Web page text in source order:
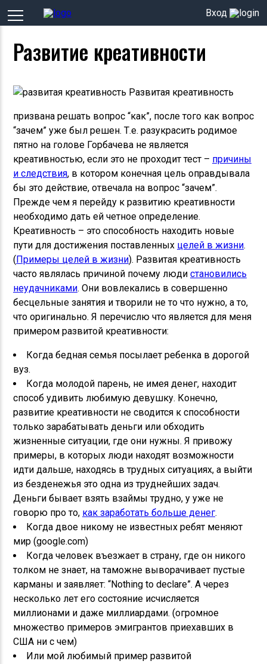
Вход
Развитие креативности
Развитая креативность
призвана решать вопрос “как”, после того как вопрос
“зачем” уже был решен. Т.е. разукрасить родимое
пятно на голове Горбачева не является
креативностью, если это не проходит тест – причины
и следствия, в котором конечная цель оправдывала
бы это действие, отвечала на вопрос “зачем”.
Прежде чем я перейду к развитию креативности
необходимо дать ей четное определение.
Креативность – это способность находить новые
пути для достижения поставленных целей в жизни.
(Примеры целей в жизни). Развитая креативность
часто являлась причиной почему люди становились
неудачниками. Они вовлекались в совершенно
бесцельные занятия и творили не то что нужно, а то,
что оригинально. Я перечислю что является для меня
примером развитой креативности:
Когда бедная семья посылает ребенка в дорогой
вуз.
Когда молодой парень, не имея денег, находит
способ удивить любимую девушку. Конечно,
развитие креативности не сводится к способности
только зарабатывать деньги или обходить
жизненные ситуации, где они нужны. Я привожу
примеры, в которых люди находят возможности
идти дальше, находясь в трудных ситуациях, а выйти
из безденежья это одна из труднейших задач.
Деньги бывает взять взаймы трудно, у уже не
говорю про то, как заработать больше денег.
Когда двое никому не известных ребят меняют
мир (google.com)
Когда человек въезжает в страну, где он никого
толком не знает, на таможне выворачивает пустые
карманы и заявляет: “Nothing to declare”. А через
несколько лет его состояние исчисляется
миллионами и даже миллиардами. (огромное
множество примеров эмигрантов приехавших в
США ни с чем)
Или мой любимый пример развитой